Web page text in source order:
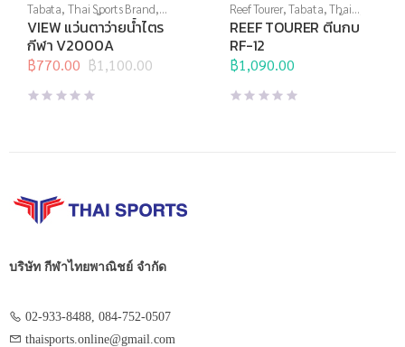
Tabata, Thai Sports Brand,
View,กีฬาทางน้ำ,แว่นตาว่าย
น้ำ,แว่นตาว่ายน้ำแข่งขัน
VIEW แว่นตาว่ายน้ำไตร
กีฬา V2000A
฿1,100.00
Original
price
was:
฿770.00
Current
price
is:
Reef Tourer,Tabata,Thai
Sports Brand,กีฬาทางน้ำ, ตีน
กบ,อุปกรณ์ดำน้ำ
REEF TOURER ตีนกบ
RF-12
฿1,090.00
บริษัท กีฬาไทยพาณิชย์ จำกัด
02-933-8488, 084-752-0507
thaisports.online@gmail.com